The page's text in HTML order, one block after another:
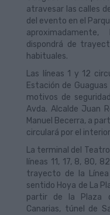
atravesar las calles
del evento en el
dispondrá de
habituales.
Las líneas 1 y 12
Estación de
motivos de
Avda. Alcalde Juan
Manuel Becerra, a
circulará por el
La terminal del
líneas 11, 17, 8, 80,
trayecto de la
sentido Hoya de La
partir de la Plaza
Canarias, túnel de